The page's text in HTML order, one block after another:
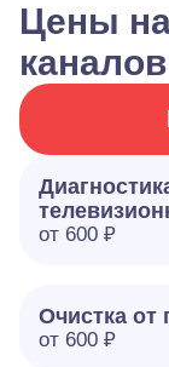
Цены
каналов
от 600 ₽
Очистка от
от 600 ₽